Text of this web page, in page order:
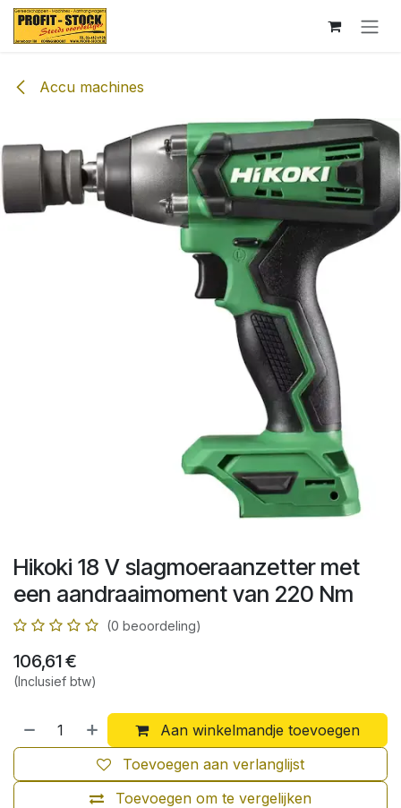
Overslaan naar inhoud
Accu machines
Hikoki 18 V slagmoeraanzetter met
een aandraaimoment van 220 Nm
(0 beoordeling)
106,61€
(Inclusief btw)
Aan winkelmandje toevoegen
Toevoegen om te vergelijken
Toevoegen aan verlanglijst